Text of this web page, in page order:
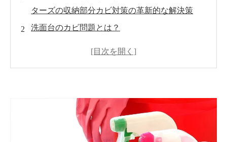
ターズの収納部分カビ対策の革新的な解決策
洗面台のカビ問題とは？
洗面台環境改善の効果とメリット
お問い合わせと無料相談の受付
世良 秀雄-カビのプロフェッシャル-